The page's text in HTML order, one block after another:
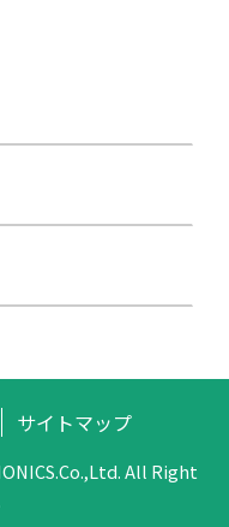
サイトマップ
All Right